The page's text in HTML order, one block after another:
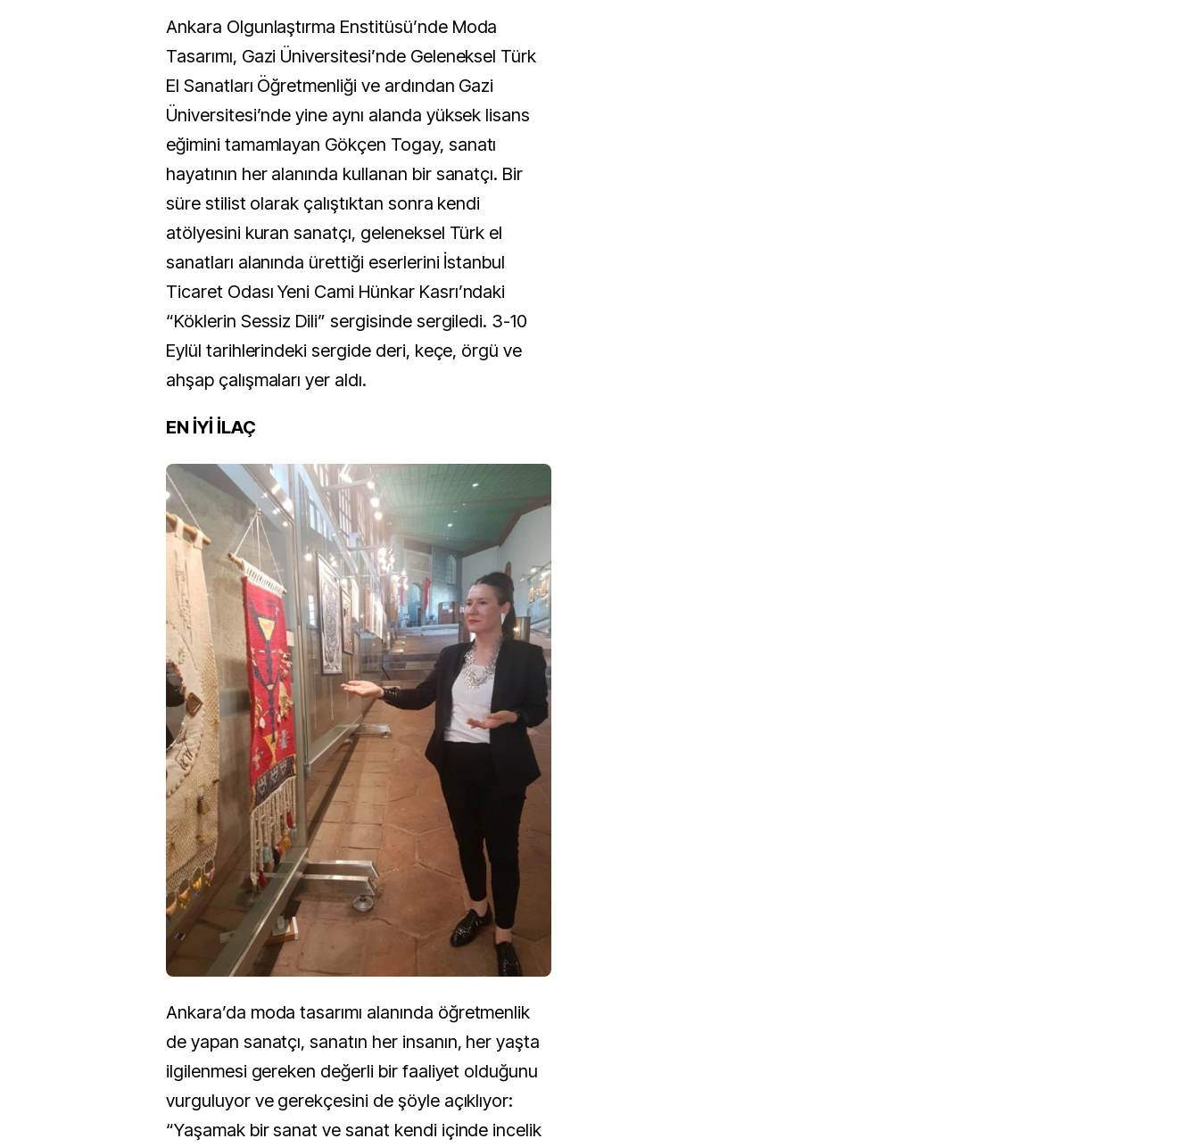
Ankara Olgunlaştırma Enstitüsü’nde Moda
Tasarımı, Gazi Üniversitesi’nde Geleneksel Türk
El Sanatları Öğretmenliği ve ardından Gazi
Üniversitesi’nde yine aynı alanda yüksek lisans
eğimini tamamlayan Gökçen Togay, sanatı
hayatının her alanında kullanan bir sanatçı. Bir
süre stilist olarak çalıştıktan sonra kendi
atölyesini kuran sanatçı, geleneksel Türk el
sanatları alanında ürettiği eserlerini İstanbul
Ticaret Odası Yeni Cami Hünkar Kasrı’ndaki
“Köklerin Sessiz Dili” sergisinde sergiledi. 3-10
Eylül tarihlerindeki sergide deri, keçe, örgü ve
ahşap çalışmaları yer aldı.
EN İYİ İLAÇ
Ankara’da moda tasarımı alanında öğretmenlik
de yapan sanatçı, sanatın her insanın, her yaşta
ilgilenmesi gereken değerli bir faaliyet olduğunu
vurguluyor ve gerekçesini de şöyle açıklıyor:
“Yaşamak bir sanat ve sanat kendi içinde incelik